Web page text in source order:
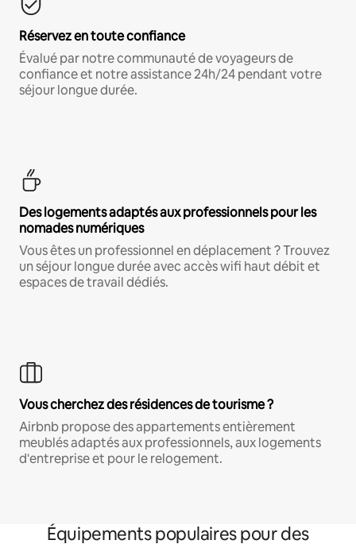
Réservez en toute confiance
Évalué par notre communauté de voyageurs de
confiance et notre assistance 24h/24 pendant votre
séjour longue durée.
Des logements adaptés aux professionnels pour les
nomades numériques
Vous êtes un professionnel en déplacement ? Trouvez
un séjour longue durée avec accès wifi haut débit et
espaces de travail dédiés.
Vous cherchez des résidences de tourisme ?
Airbnb propose des appartements entièrement
meublés adaptés aux professionnels, aux logements
d'entreprise et pour le relogement.
Équipements populaires pour des